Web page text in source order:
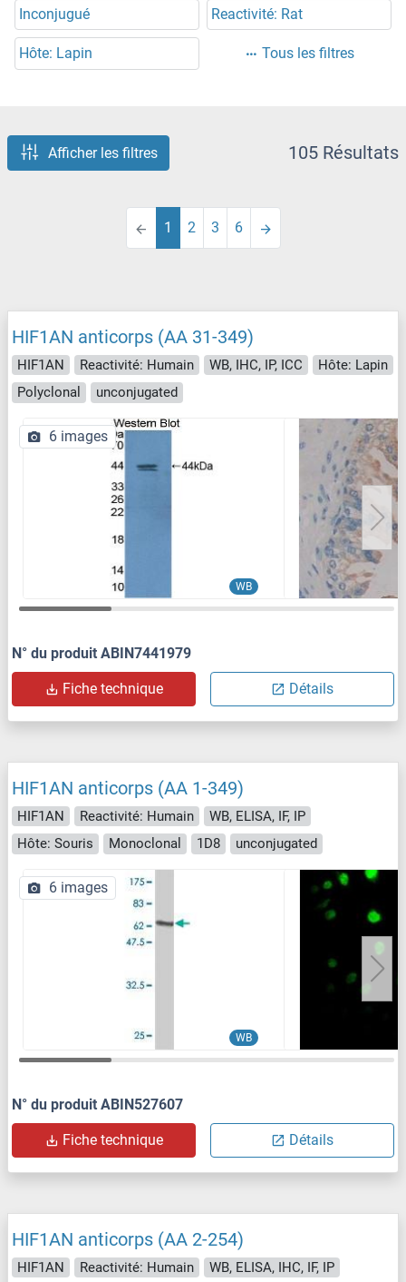
Inconjugué Reactivité: Rat
Hôte: Lapin Tous les filtres
Afficher les filtres 105 Résultats
1 2 3 6
HIF1AN anticorps (AA 31-349)
HIF1AN Reactivité: Humain WB, IHC, IP, ICC
Hôte: Lapin
Polyclonal
unconjugated
WB
6 images
N° du produit ABIN7441979
Fiche technique Détails
HIF1AN anticorps (AA 1-349)
HIF1AN Reactivité: Humain
WB, ELISA, IF, IP
Hôte: Souris
Monoclonal 1D8 unconjugated
WB
6 images
N° du produit ABIN527607
Fiche technique Détails
HIF1AN anticorps (AA 2-254)
HIF1AN Reactivité: Humain
WB, ELISA, IHC, IF, IP